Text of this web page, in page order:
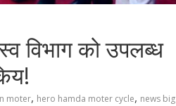
विभाग को उपलब्ध
moter, hero hamda moter cycle, news big